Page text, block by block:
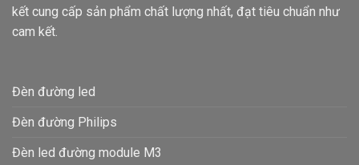
kết cung cấp sản phẩm chất lượng nhất, đạt tiêu chuẩn như
cam kết.
Đèn đường led
Đèn đường Philips
Đèn led đường module M3